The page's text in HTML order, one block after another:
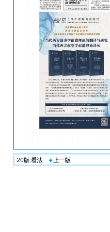
20版:看法 上一版